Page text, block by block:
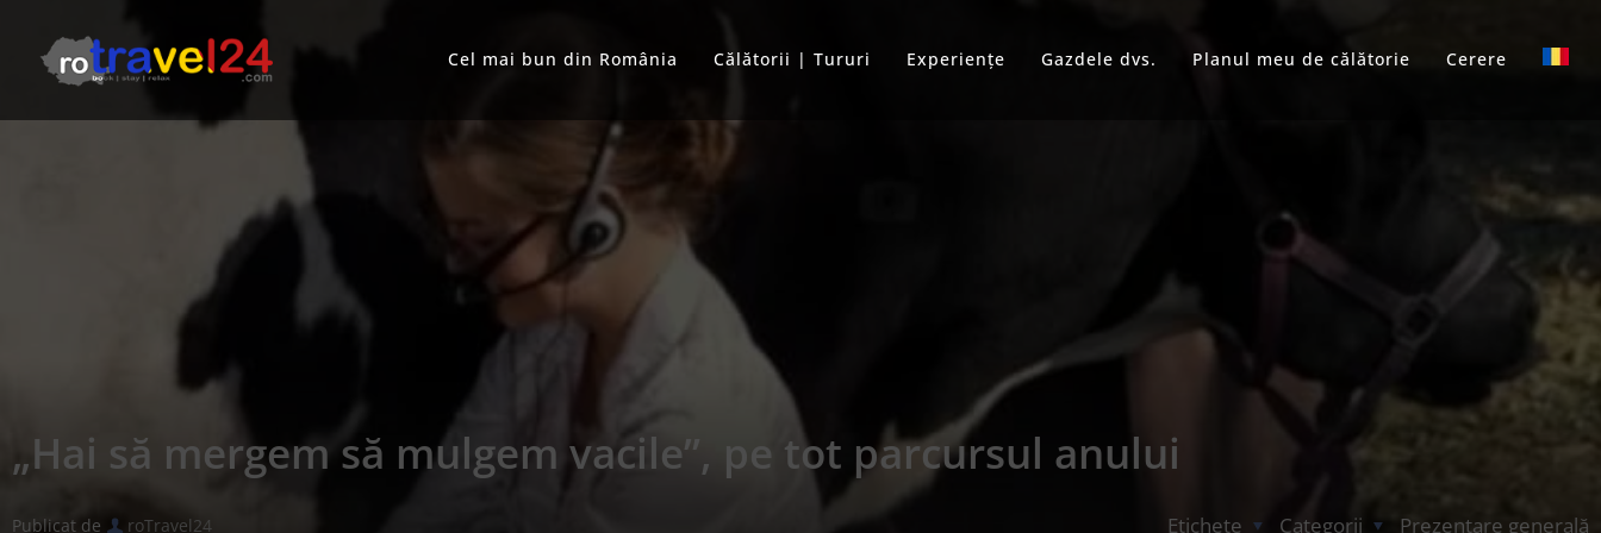
Cel mai bun din România Călătorii | Tururi Experiențe Gazdele dvs. Planul meu de călătorie Cerere
„Hai să mergem să mulgem vacile”, pe tot parcursul anului
Publicat de
roTravel24
Prezentare generală
Categorii
Etichete